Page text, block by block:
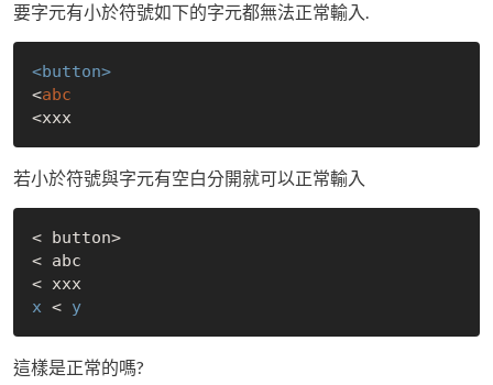
要字元有小於符號如下的字元都無法正常輸入.
<button>
<abc
若小於符號與字元有空白分開就可以正常輸入
< button>
< abc
x < y
這樣是正常的嗎?